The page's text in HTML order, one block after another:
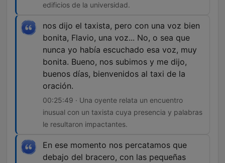
edificios de la universidad.
nos dijo el taxista, pero con una voz bien
bonita, Flavio, una voz... No, o sea que
nunca yo había escuchado esa voz, muy
bonita. Bueno, nos subimos y me dijo,
buenos días, bienvenidos al taxi de la
oración.
00:25:49 · Una oyente relata un encuentro
inusual con un taxista cuya presencia y palabras
le resultaron impactantes.
En ese momento nos percatamos que
debajo del bracero, con las pequeñas